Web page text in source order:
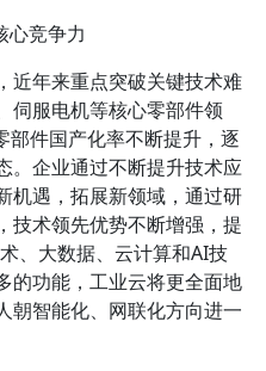
心竞争力
近年来重点突破关键技术难
伺服电机等核心零部件领
件国产化率不断提升，逐
。企业通过不断提升技术应
机遇，拓展新领域，通过研
技术领先优势不断增强，提
、大数据、云计算和AI技
的功能，工业云将更全面地
朝智能化、网联化方向进一